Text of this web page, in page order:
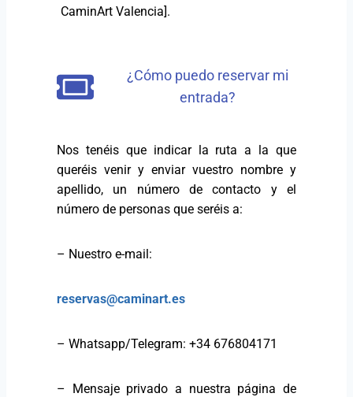
CaminArt Valencia].
¿Cómo puedo reservar mi
entrada?
Nos tenéis que indicar la ruta a la que
queréis venir y enviar vuestro nombre y
apellido, un número de contacto y el
número de personas que seréis a:
– Nuestro e-mail:
reservas@caminart.es
– Whatsapp/Telegram: +34 676804171
– Mensaje privado a nuestra página de